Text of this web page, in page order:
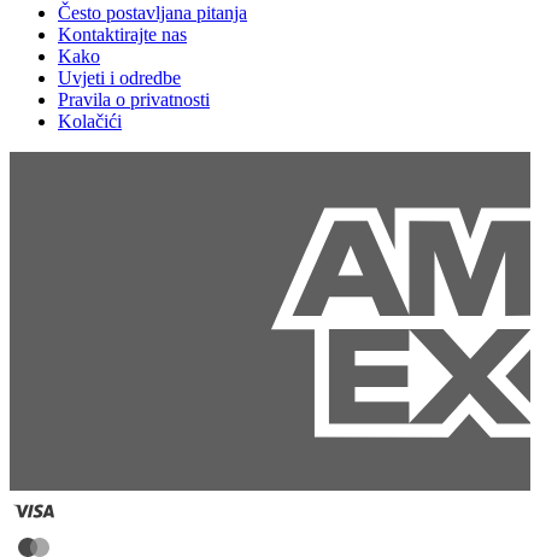
Često postavljana pitanja
Kontaktirajte nas
Kako
Uvjeti i odredbe
Pravila o privatnosti
Kolačići